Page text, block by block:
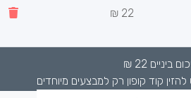
22 ₪
ביניים 22
₪
להזין קוד קופון רק למבצעים מיוחדים